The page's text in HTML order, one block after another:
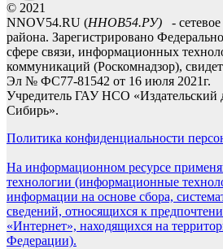
© 2021
NNOV54.RU (ННОВ54.РУ) -
района. Зарегистрировано
сфере связи, информационных
коммуникаций (Роскомнадзор),
Эл № ФС77-81542 от 16 июля 2021г.
Учредитель ГАУ НСО «Издательский
Сибирь».
Политика конфиденциальности
На информационном ресурсе
технологии (информационные
информации на основе сбора,
сведений, относящихся к
«Интернет», находящихся на
Федерации).